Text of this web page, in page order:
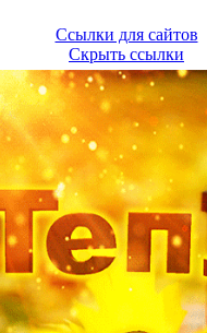
Ссылки для сайтов
Скрыть ссылки